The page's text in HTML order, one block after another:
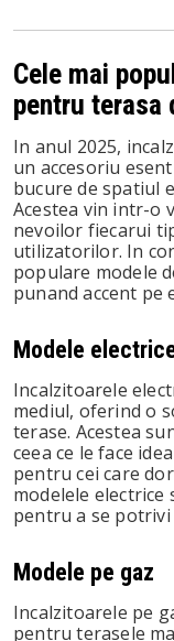
Cele mai
pentru terasa
In anul 2025,
un accesoriu
bucure de spatiul
Acestea vin intr-o
nevoilor fiecarui
utilizatorilor. In
populare modele
punand accent pe
Modele
Incalzitoarele
mediul, oferind o
terase. Acestea
ceea ce le face
pentru cei care
modelele
pentru a se
Modele pe gaz
Incalzitoarele pe
pentru terasele